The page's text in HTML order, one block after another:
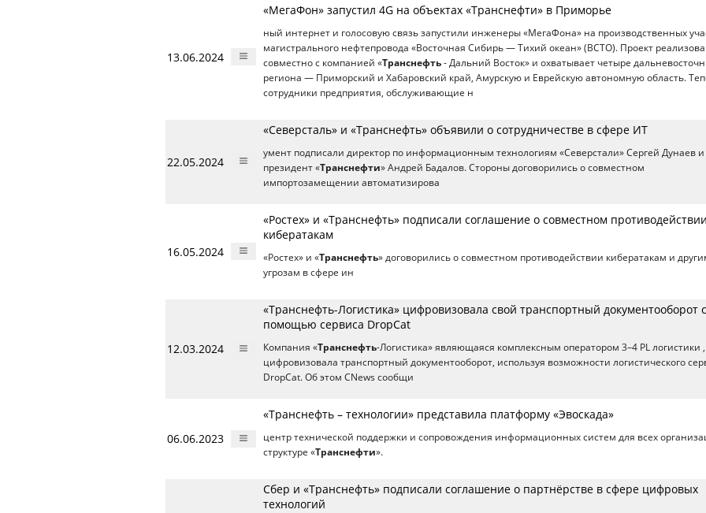
13.06.2024
«МегаФон» запустил 4G на объектах «Транснефти» в Приморье
ный интернет и голосовую связь запустили инженеры «МегаФона» на производственных
магистрального нефтепровода «Восточная Сибирь — Тихий океан» (ВСТО). Проект
совместно с компанией «Транснефть - Дальний Восток» и охватывает четыре
региона — Приморский и Хабаровский край, Амурскую и Еврейскую автономную область.
сотрудники предприятия, обслуживающие н
22.05.2024
«Северсталь» и «Транснефть» объявили о сотрудничестве в сфере ИТ
умент подписали директор по информационным технологиям «Северстали» Сергей Дунаев
президент «Транснефти» Андрей Бадалов. Стороны договорились о совместном
импортозамещении автоматизирова
16.05.2024
«Ростех» и «Транснефть» подписали соглашение о совместном противодействии
кибератакам
«Ростех» и «Транснефть» договорились о совместном противодействии кибератакам и
угрозам в сфере ин
12.03.2024
«Транснефть-Логистика» цифровизовала свой транспортный документооборот с
помощью сервиса DropCat
Компания «Транснефть-Логистика» являющаяся комплексным оператором 3–4 PL логистики ,
цифровизовала транспортный документооборот, используя возможности логистического
DropCat. Об этом CNews сообщи
06.06.2023
«Транснефть – технологии» представила платформу «Эвоскада»
центр технической поддержки и сопровождения информационных систем для всех
структуре «Транснефти».
Сбер и «Транснефть» подписали соглашение о партнёрстве в сфере цифровых
технологий